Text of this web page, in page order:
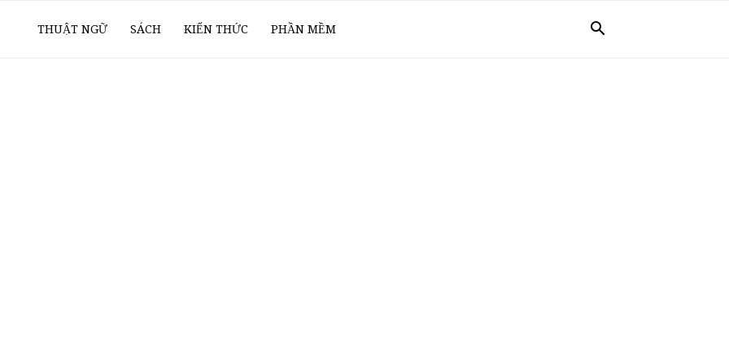
THUẬT NGỮ SÁCH KIẾN THỨC PHẦN MỀM